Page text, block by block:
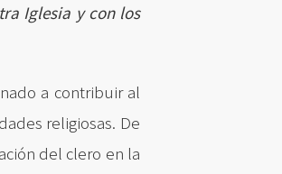
Iglesia y con los
a contribuir al
religiosas. De
del clero en la